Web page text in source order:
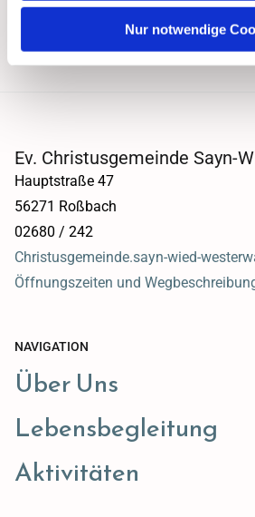
Nur notwendige
Ev. Christusgemeinde Sayn-
Hauptstraße 47
56271 Roßbach
02680 / 242
Christusgemeinde.sayn-wied-
Öffnungszeiten und
NAVIGATION
Über Uns
Lebensbegleitung
Aktivitäten